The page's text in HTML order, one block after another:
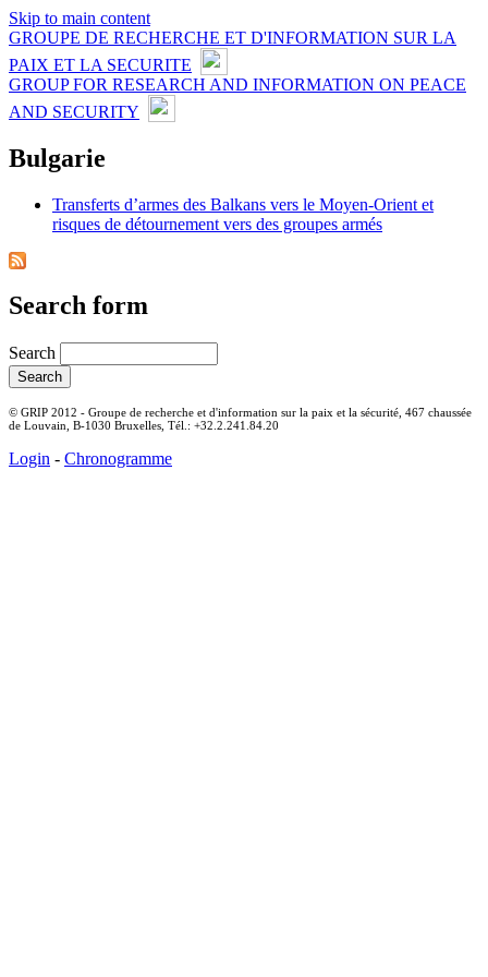
Skip to main content
GROUPE DE RECHERCHE ET D'INFORMATION SUR LA
PAIX ET LA SECURITE
GROUP FOR RESEARCH AND INFORMATION ON PEACE
AND SECURITY
Bulgarie
Transferts d’armes des Balkans vers le Moyen-Orient et
risques de détournement vers des groupes armés
Search form
Search
© GRIP 2012 - Groupe de recherche et d'information sur la paix et la sécurité, 467 chaussée
de Louvain, B-1030 Bruxelles, Tél.: +32.2.241.84.20
Login - Chronogramme